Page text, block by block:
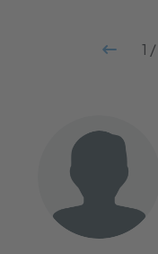
1 /